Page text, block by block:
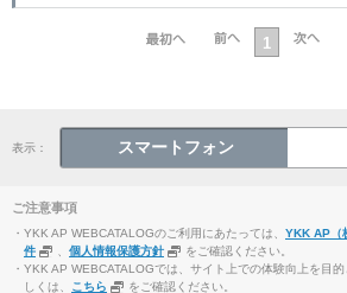
1
表示： スマートフォン
ご注意事項
・YKK AP WEBCATALOGのご利用にあたっては、 YKK AP（
件
個人情報保護方針
をご確認ください。
・YKK AP WEBCATALOGでは、サイト上での体験向上を目
しくは、 こちら をご確認ください。